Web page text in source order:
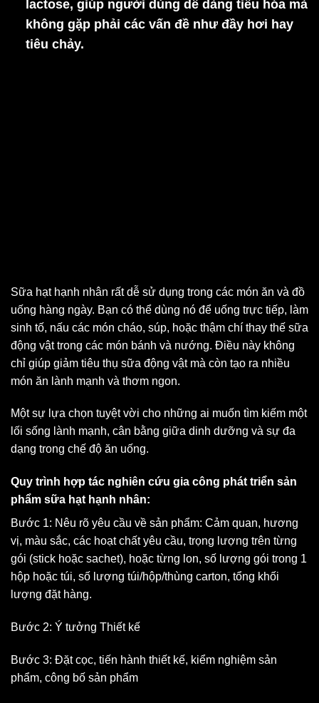
lactose, giúp người dùng dễ dàng tiêu hóa mà
không gặp phải các vấn đề như đầy hơi hay
tiêu chảy.
Sữa hạt hạnh nhân rất dễ sử dụng trong các món ăn và đồ
uống hàng ngày. Bạn có thể dùng nó để uống trực tiếp, làm
sinh tố, nấu các món cháo, súp, hoặc thậm chí thay thế sữa
động vật trong các món bánh và nướng. Điều này không
chỉ giúp giảm tiêu thụ sữa động vật mà còn tạo ra nhiều
món ăn lành mạnh và thơm ngon.
Một sự lựa chọn tuyệt vời cho những ai muốn tìm kiếm một
lối sống lành mạnh, cân bằng giữa dinh dưỡng và sự đa
dạng trong chế độ ăn uống.
Quy trình hợp tác nghiên cứu gia công phát triển sản
phẩm sữa hạt hạnh nhân:
Bước 1: Nêu rõ yêu cầu về sản phẩm: Cảm quan, hương
vị, màu sắc, các hoạt chất yêu cầu, trọng lượng trên từng
gói (stick hoặc sachet), hoặc từng lon, số lượng gói trong 1
hộp hoặc túi, số lượng túi/hộp/thùng carton, tổng khối
lượng đặt hàng.
Bước 2: Ý tưởng Thiết kế
Bước 3: Đặt cọc, tiến hành thiết kế, kiểm nghiệm sản
phẩm, công bố sản phẩm